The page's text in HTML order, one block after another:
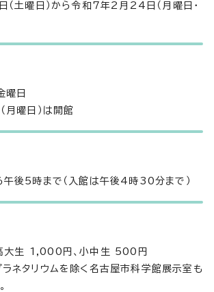
土曜日）から令和7年2月24日（月曜日・
曜日
月曜日）は開館
後5時まで（入館は午後4時30分まで）
大生 1,000円、小中生 500円
ネタリウムを除く名古屋市科学館展示室も